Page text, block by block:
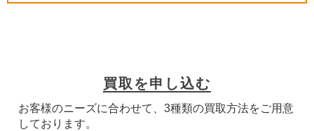
買取を申し込む
お客様のニーズに合わせて、3種類の買取方法をご用意
しております。